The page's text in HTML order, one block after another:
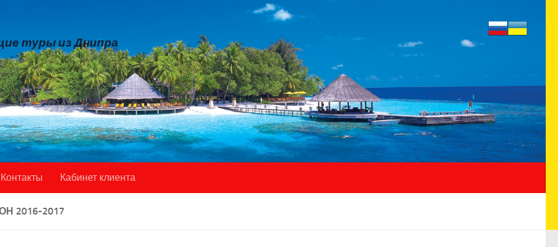
туры из Днипра
Контакты Кабинет клиента
2016-2017